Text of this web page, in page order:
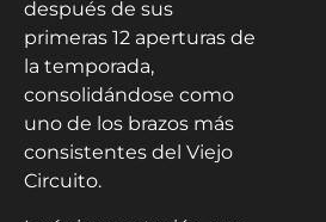
después de sus
primeras 12 aperturas de
la temporada,
consolidándose como
uno de los brazos más
consistentes del Viejo
Circuito.